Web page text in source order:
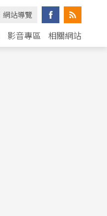
網站導覽
影音專區 相關網站